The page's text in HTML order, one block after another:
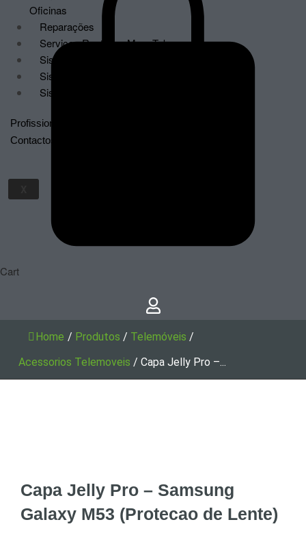
Oficinas
Reparações
Serviços Renting – MegaTek
Sistemas de Faturação Certificados
Sistemas de Videovigilância
Sistemas POS
Profissionais
Contactos
Cart
Home / Produtos / Telemóveis /
Acessorios Telemoveis / Capa Jelly Pro –...
Capa Jelly Pro – Samsung
Galaxy M53 (Protecao de Lente)